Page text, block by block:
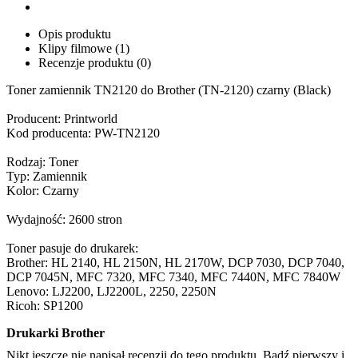
Opis produktu
Klipy filmowe (1)
Recenzje produktu (0)
Toner zamiennik TN2120 do Brother (TN-2120) czarny (Black)
Producent: Printworld
Kod producenta: PW-TN2120
Rodzaj: Toner
Typ: Zamiennik
Kolor: Czarny
Wydajność: 2600 stron
Toner pasuje do drukarek:
Brother: HL 2140, HL 2150N, HL 2170W, DCP 7030, DCP 7040,
DCP 7045N, MFC 7320, MFC 7340, MFC 7440N, MFC 7840W
Lenovo: LJ2200, LJ2200L, 2250, 2250N
Ricoh: SP1200
Drukarki Brother
Nikt jeszcze nie napisał recenzji do tego produktu. Bądź pierwszy i